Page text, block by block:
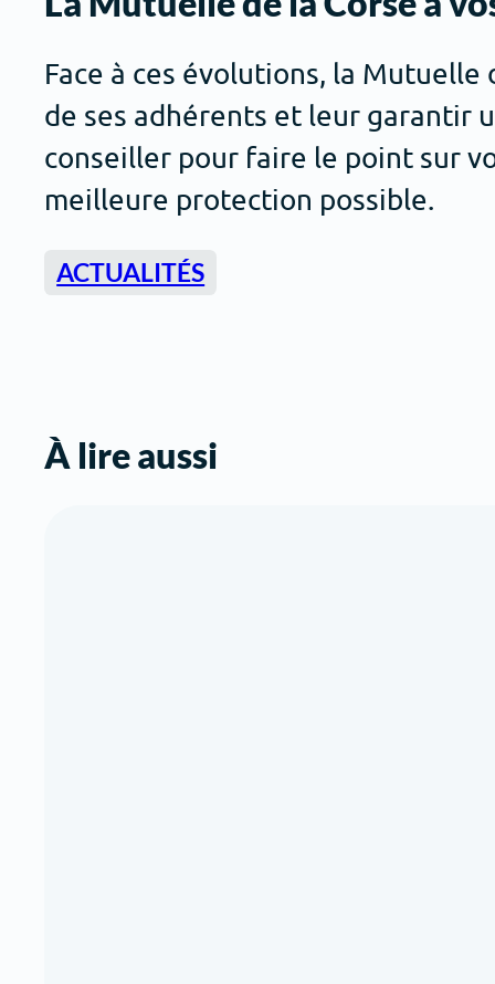
Face à ces évolutions, la
de ses adhérents et leur garantir
conseiller pour faire le point sur
meilleure protection possible.
ACTUALITÉS
À lire aussi